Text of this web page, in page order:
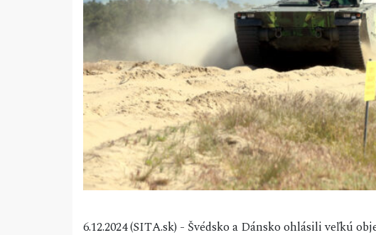
6.12.2024 (SITA.sk) - Švédsko a Dánsko ohlásili veľkú